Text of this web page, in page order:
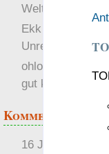
Welten
Ekk (3): Rein oder
Unrein?
ohloh: rpg-1d6 ist
gut kommentiert!
Kommentare
16 Jahre später: